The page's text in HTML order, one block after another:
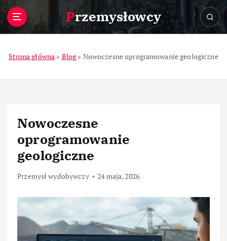
Przemysłowcy
Strona główna » Blog» Nowoczesne oprogramowanie geologiczne
Nowoczesne
oprogramowanie
geologiczne
Przemysł wydobywczy 24 maja, 2026